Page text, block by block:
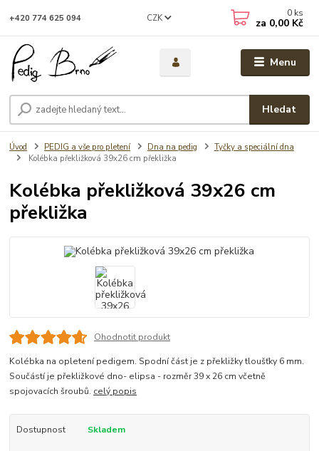
Menu
CZK
Hledat
+420 774 625 094 0 ks
za 0,00 Kč
Úvod PEDIG a vše pro pletení Dna na pedig
Tyčky a speciální dna
Kolébka překližková 39x26 cm překližka
Kolébka překližková 39x26 cm
překližka
Ohodnotit produkt
Kolébka na opletení pedigem. Spodní část je z překližky tloušťky 6 mm.
Součástí je překližkové dno- elipsa - rozměr 39 x 26 cm včetně
spojovacích šroubů. celý popis
Dostupnost Skladem